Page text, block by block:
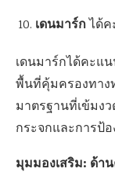
เดนมาร์กได้ค
เดนมาร์กได้คะแ
พื้นที่คุ้มครองทาง
มาตรฐานที่เข้มง
กระจกและการป้
มุมมองเสริม: ด้า